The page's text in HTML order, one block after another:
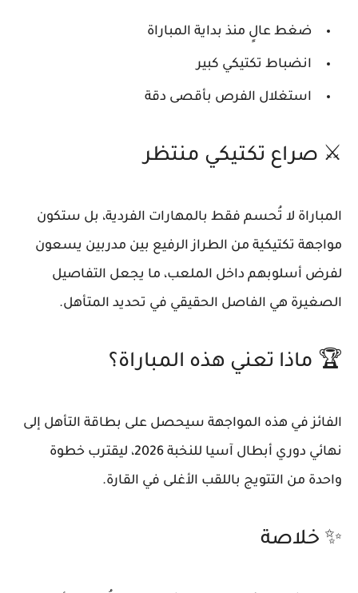
ضغط عالٍ منذ بداية المباراة
انضباط تكتيكي كبير
استغلال الفرص بأقصى دقة
⚔️ صراع تكتيكي منتظر
المباراة لا تُحسم فقط بالمهارات الفردية، بل ستكون
مواجهة تكتيكية من الطراز الرفيع بين مدربين يسعون
لفرض أسلوبهم داخل الملعب، ما يجعل التفاصيل
الصغيرة هي الفاصل الحقيقي في تحديد المتأهل.
🏆 ماذا تعني هذه المباراة؟
الفائز في هذه المواجهة سيحصل على بطاقة التأهل إلى
نهائي دوري أبطال آسيا للنخبة 2026
، ليقترب خطوة
واحدة من التتويج باللقب الأغلى في القارة.
✨ خلاصة